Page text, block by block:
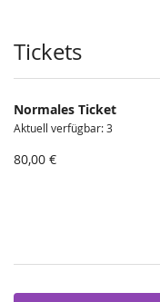
Produkte
Tickets
Normales Ticket
Aktuell verfügbar: 3
80,00 €